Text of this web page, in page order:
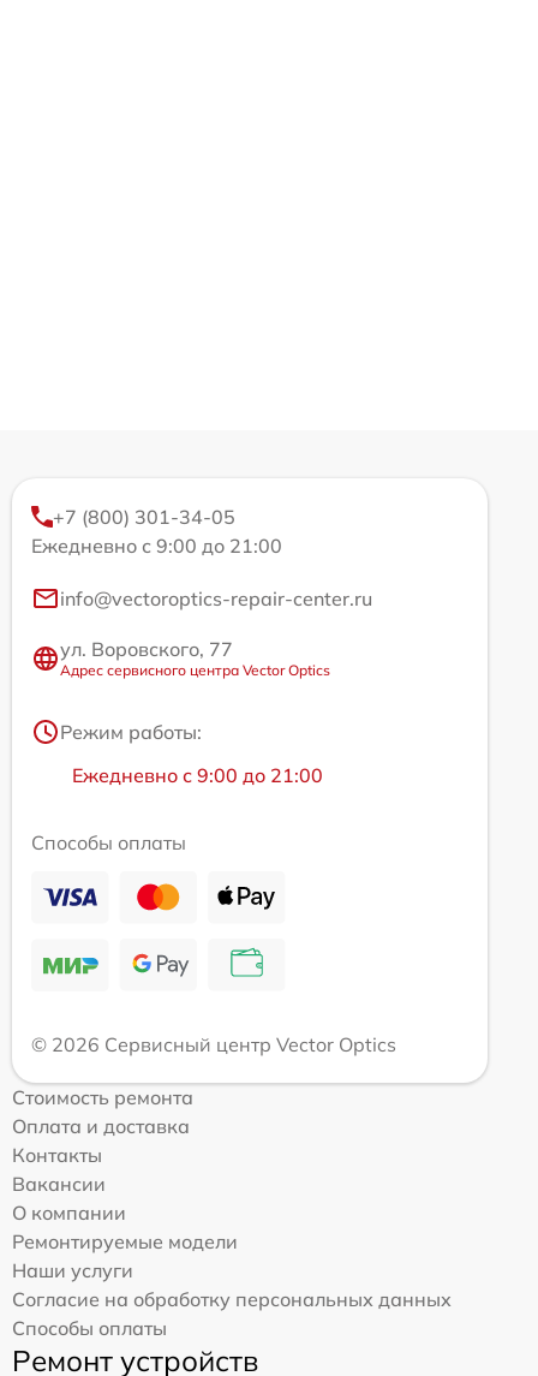
+7 (800) 301-34-05
Ежедневно с 9:00 до 21:00
info@vectoroptics-repair-center.ru
ул. Воровского, 77
Адрес сервисного центра Vector Optics
Режим работы:
Ежедневно с 9:00 до 21:00
Способы оплаты
© 2026 Сервисный центр Vector Optics
Стоимость ремонта
Оплата и доставка
Контакты
Вакансии
О компании
Ремонтируемые модели
Наши услуги
Согласие на обработку персональных данных
Способы оплаты
Ремонт устройств